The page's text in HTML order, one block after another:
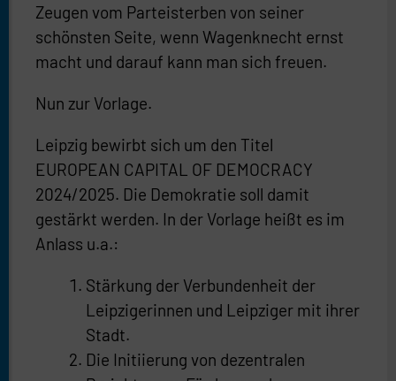
Zeugen vom Parteisterben von seiner
schönsten Seite, wenn Wagenknecht ernst
macht und darauf kann man sich freuen.
Nun zur Vorlage.
Leipzig bewirbt sich um den Titel
EUROPEAN CAPITAL OF DEMOCRACY
2024/2025. Die Demokratie soll damit
gestärkt werden. In der Vorlage heißt es im
Anlass u.a.:
Stärkung der Verbundenheit der
Leipzigerinnen und Leipziger mit ihrer
Stadt.
Die Initiierung von dezentralen